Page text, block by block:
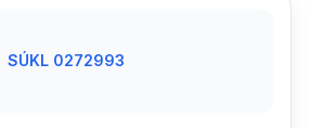
SÚKL 0272993